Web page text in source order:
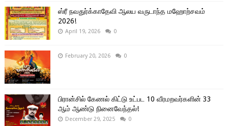
ஸ்ரீ நவதுர்க்காதேவி ஆலய வருடாந்த மஹோற்சவம்
2026!
April 19, 2026 0
February 20, 2026 0
பிரான்சில் கேணல் கிட்டு உட்பட 10 வீரமறவர்களின் 33
ஆம் ஆண்டு நினைவேந்தல்!
December 29, 2025 0